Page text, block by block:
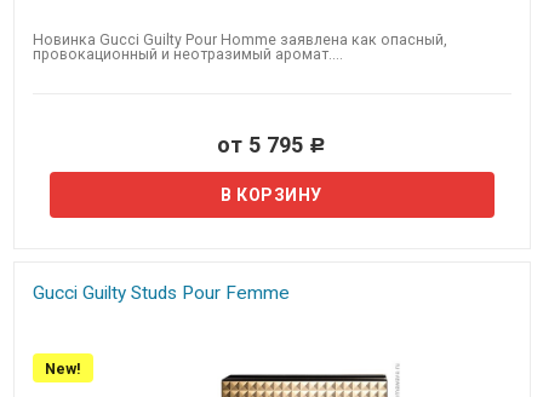
Новинка Gucci Guilty Pour Homme​ заявлена как опасный,
провокационный и неотразимый аромат....
от 5 795 Р
Gucci Guilty Studs Pour Femme​​
New!